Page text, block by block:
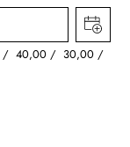
40,00 30,00